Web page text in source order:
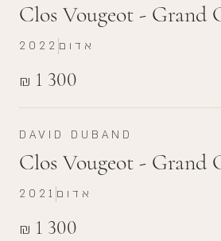
Clos Vougeot - Grand
₪ 1 300
2022 אדום
DAVID DUBAND
Clos Vougeot - Grand
₪ 1 300
2021 אדום